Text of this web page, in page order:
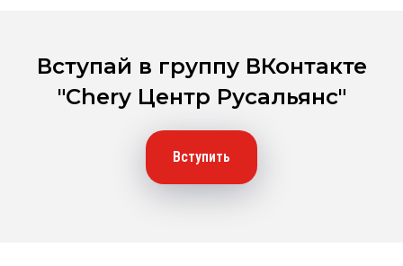
Вступай в группу ВКонтакте
"Chery Центр Русальянс"
Вступить